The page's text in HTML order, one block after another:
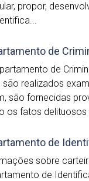
propor,
de
de
são realizados
são fornecidas
os fatos delituosos
de
sobre
de